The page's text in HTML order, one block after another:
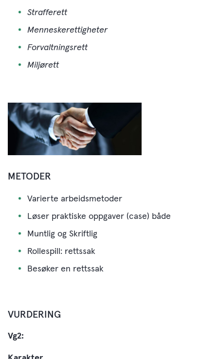
Strafferett
Menneskerettigheter
Forvaltningsrett
Miljørett
METODER
Varierte arbeidsmetoder
Løser praktiske oppgaver (case) både
Muntlig og Skriftlig
Rollespill: rettssak
Besøker en rettssak
VURDERING
Vg2: